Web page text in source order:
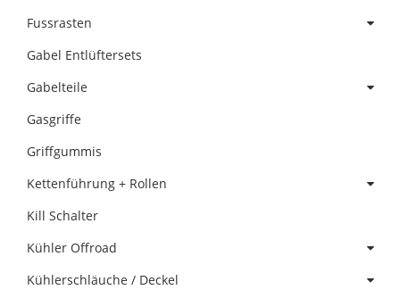
Fussrasten
Gabel Entlüftersets
Gabelteile
Gasgriffe
Griffgummis
Kettenführung + Rollen
Kill Schalter
Kühler Offroad
Kühlerschläuche / Deckel